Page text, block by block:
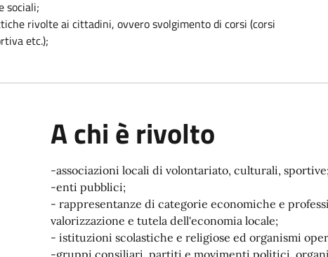
sociali;
rivolte ai cittadini, ovvero svolgimento di corsi (corsi
etc.);
A chi è rivolto
-associazioni locali di volontariato, culturali, sportive;
-enti pubblici;
- rappresentanze di categorie economiche e
valorizzazione e tutela dell'economia locale;
- istituzioni scolastiche e religiose ed organismi